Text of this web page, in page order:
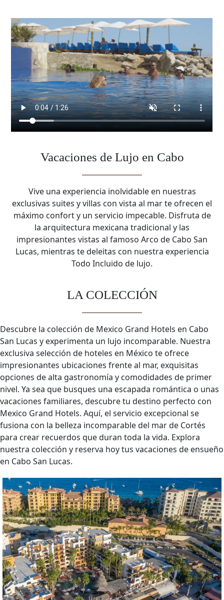
Vacaciones de Lujo en Cabo
Vive una experiencia inolvidable en nuestras
exclusivas suites y villas con vista al mar te ofrecen el
máximo confort y un servicio impecable. Disfruta de
la arquitectura mexicana tradicional y las
impresionantes vistas al famoso Arco de Cabo San
Lucas, mientras te deleitas con nuestra experiencia
Todo Incluido de lujo.
LA COLECCIÓN
Descubre la colección de Mexico Grand Hotels en Cabo
San Lucas y experimenta un lujo incomparable. Nuestra
exclusiva selección de hoteles en México te ofrece
impresionantes ubicaciones frente al mar, exquisitas
opciones de alta gastronomía y comodidades de primer
nivel. Ya sea que busques una escapada romántica o unas
vacaciones familiares, descubre tu destino perfecto con
Mexico Grand Hotels. Aquí, el servicio excepcional se
fusiona con la belleza incomparable del mar de Cortés
para crear recuerdos que duran toda la vida. Explora
nuestra colección y reserva hoy tus vacaciones de ensueño
en Cabo San Lucas.